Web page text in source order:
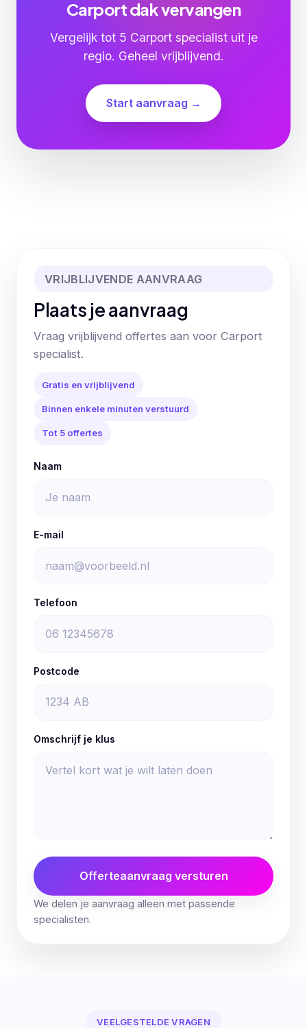
Carport dak vervangen
Vergelijk tot 5 Carport specialist uit je
regio. Geheel vrijblijvend.
Start aanvraag →
VRIJBLIJVENDE AANVRAAG
Plaats je aanvraag
Vraag vrijblijvend offertes aan voor Carport
specialist.
Gratis en vrijblijvend
Binnen enkele minuten verstuurd
Tot 5 offertes
Naam
E-mail
Telefoon
Postcode
Omschrijf je klus
Offerteaanvraag versturen
We delen je aanvraag alleen met passende
specialisten.
VEELGESTELDE VRAGEN